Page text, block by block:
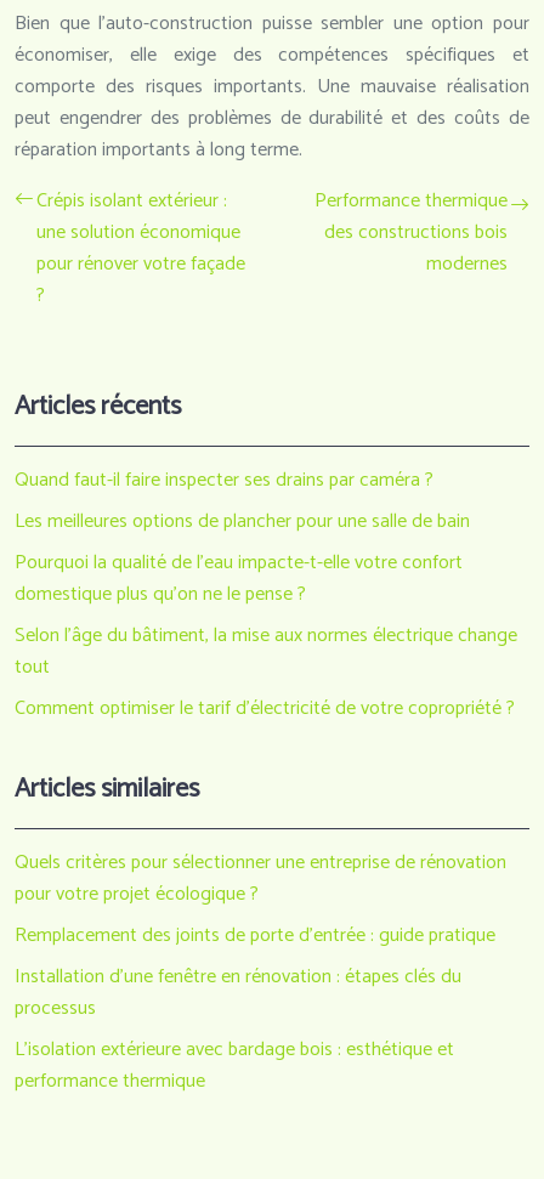
Bien que l’auto-construction puisse sembler une option pour
économiser, elle exige des compétences spécifiques et
comporte des risques importants. Une mauvaise réalisation
peut engendrer des problèmes de durabilité et des coûts de
réparation importants à long terme.
Crépis isolant extérieur :
une solution économique
pour rénover votre façade
?
Performance thermique
des constructions bois
modernes
Articles récents
Quand faut-il faire inspecter ses drains par caméra ?
Les meilleures options de plancher pour une salle de bain
Pourquoi la qualité de l’eau impacte-t-elle votre confort
domestique plus qu’on ne le pense ?
Selon l’âge du bâtiment, la mise aux normes électrique change
tout
Comment optimiser le tarif d’électricité de votre copropriété ?
Articles similaires
Quels critères pour sélectionner une entreprise de rénovation
pour votre projet écologique ?
Remplacement des joints de porte d’entrée : guide pratique
Installation d’une fenêtre en rénovation : étapes clés du
processus
L’isolation extérieure avec bardage bois : esthétique et
performance thermique